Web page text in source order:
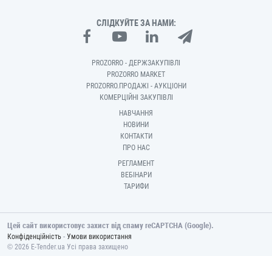
СЛІДКУЙТЕ ЗА НАМИ:
PROZORRO - ДЕРЖЗАКУПІВЛІ
PROZORRO MARKET
PROZORRO.ПРОДАЖІ - АУКЦІОНИ
КОМЕРЦІЙНІ ЗАКУПІВЛІ
НАВЧАННЯ
НОВИНИ
КОНТАКТИ
ПРО НАС
РЕГЛАМЕНТ
ВЕБІНАРИ
ТАРИФИ
Цей сайт використовує захист від спаму reCAPTCHA (Google).
Конфіденційність - Умови використання
© 2026 E-Tender.ua Усі права захищено